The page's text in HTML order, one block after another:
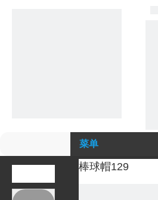
菜单
棒球帽129